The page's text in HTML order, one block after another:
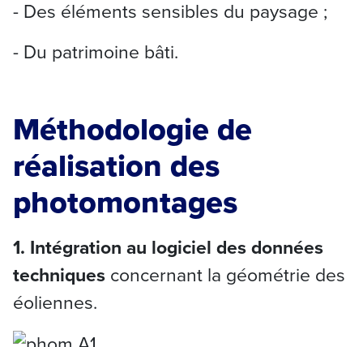
- Des éléments sensibles du paysage ;
- Du patrimoine bâti.
Méthodologie de
réalisation des
photomontages
1. Intégration au logiciel des données
techniques concernant la géométrie des
éoliennes.